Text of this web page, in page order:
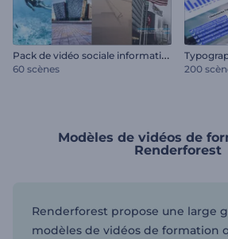
P
ack de vidéo sociale informative
60 scènes 200
Modèles de vidéos de
Renderforest
Renderforest propose une large
modèles de vidéos de formation